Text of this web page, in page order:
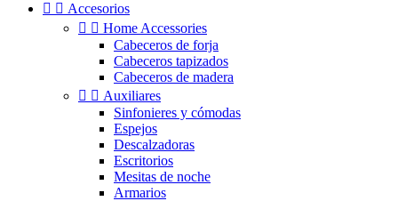
  Accesorios
  Home Accessories
Cabeceros de forja
Cabeceros tapizados
Cabeceros de madera
  Auxiliares
Sinfonieres y cómodas
Espejos
Descalzadoras
Escritorios
Mesitas de noche
Armarios